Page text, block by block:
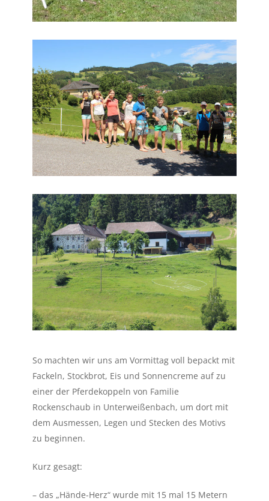
So machten wir uns am Vormittag voll bepackt mit
Fackeln, Stockbrot, Eis und Sonnencreme auf zu
einer der Pferdekoppeln von Familie
Rockenschaub in Unterweißenbach, um dort mit
dem Ausmessen, Legen und Stecken des Motivs
zu beginnen.
Kurz gesagt:
– das „Hände-Herz“ wurde mit 15 mal 15 Metern